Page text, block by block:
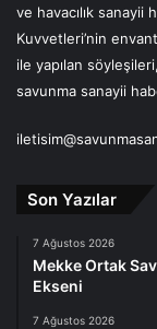
ve havacılık sanayii
Kuvvetleri’nin
ile yapılan
savunma sanayii
Son Yazılar
7 Ağustos 2026
Mekke Ortak
Ekseni
7 Ağustos 2026